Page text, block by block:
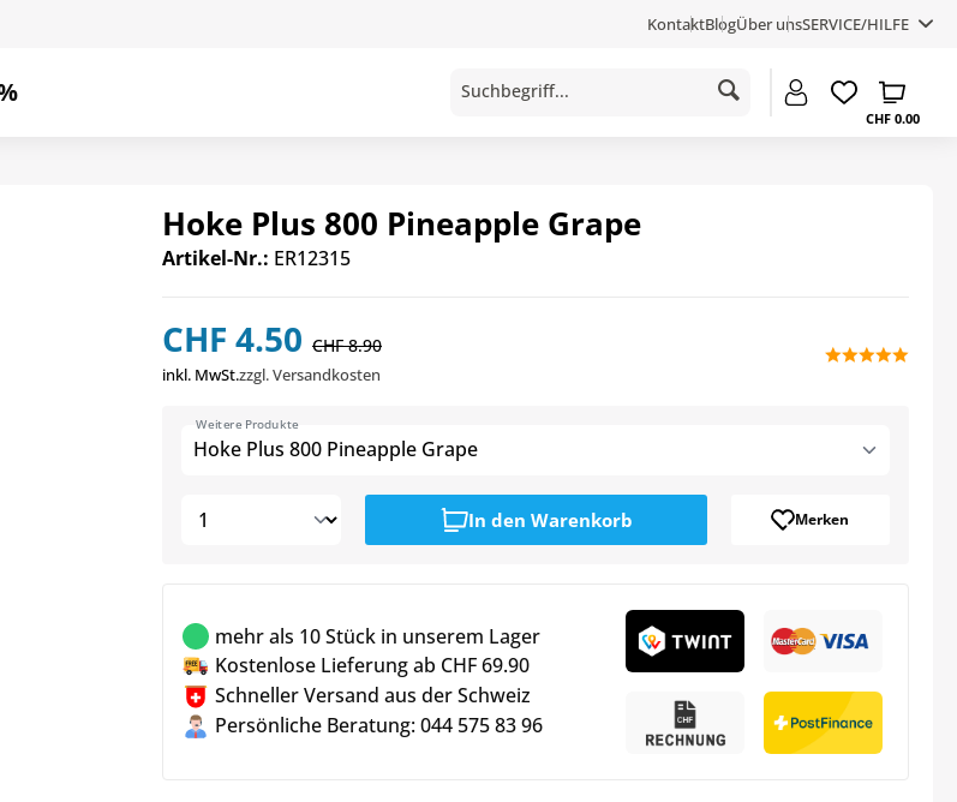
KontaktBlogÜber unsSERVICE/HILFE
CHF 0.00
Hoke Plus 800 Pineapple Grape
Artikel-Nr.: ER12315
CHF 4.50 CHF 8.90
inkl. MwSt.zzgl. Versandkosten
Hoke Plus 800 Pineapple Grape
Weitere Produkte
In den Warenkorb Merken
mehr als 10 Stück in unserem Lager
Kostenlose Lieferung ab CHF 69.90
Schneller Versand aus der Schweiz
Persönliche Beratung: 044 575 83 96